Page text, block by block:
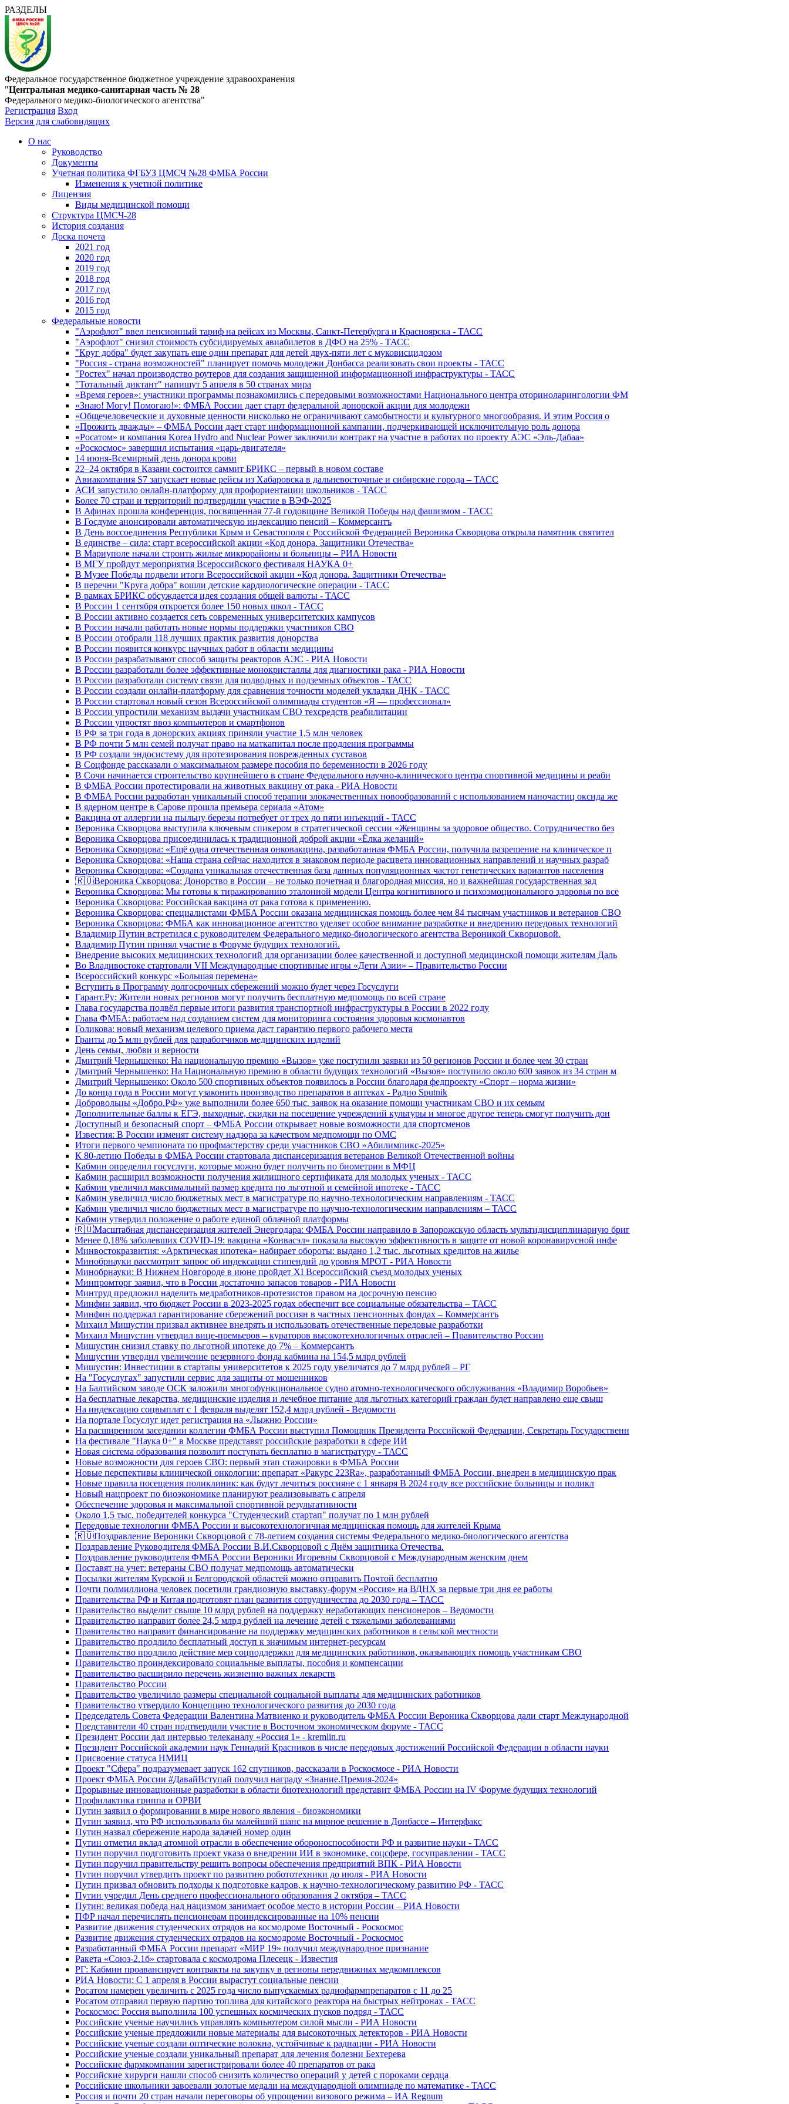
РАЗДЕЛЫ
Федеральное государственное бюджетное учреждение здравоохранения
"Центральная медико-санитарная часть № 28
Федерального медико-биологического агентства"
Регистрация Вход
Версия для слабовидящих
О нас
Руководство
Документы
Учетная политика ФГБУЗ ЦМСЧ №28 ФМБА России
Изменения к учетной политике
Лицензия
Виды медицинской помощи
Структура ЦМСЧ-28
История создания
Доска почета
2021 год
2020 год
2019 год
2018 год
2017 год
2016 год
2015 год
Федеральные новости
"Аэрофлот" ввел пенсионный тариф на рейсах из Москвы, Санкт-Петербурга и Красноярска - ТАСС
"Аэрофлот" снизил стоимость субсидируемых авиабилетов в ДФО на 25% - ТАСС
"Круг добра" будет закупать еще один препарат для детей двух-пяти лет с муковисцидозом
"Россия - страна возможностей" планирует помочь молодежи Донбасса реализовать свои проекты - ТАСС
"Ростех" начал производство роутеров для создания защищенной информационной инфраструктуры - ТАСС
"Тотальный диктант" напишут 5 апреля в 50 странах мира
«Время героев»: участники программы познакомились с передовыми возможностями Национального центра оториноларингологии ФМ
«Знаю! Могу! Помогаю!»: ФМБА России дает старт федеральной донорской акции для молодежи
«Общечеловеческие и духовные ценности нисколько не ограничивают самобытности и культурного многообразия. И этим Россия о
«Прожить дважды» – ФМБА России дает старт информационной кампании, подчеркивающей исключительную роль донора
«Росатом» и компания Korea Hydro and Nuclear Power заключили контракт на участие в работах по проекту АЭС «Эль-Дабаа»
«Роскосмос» завершил испытания «царь-двигателя»
14 июня-Всемирный день донора крови
22–24 октября в Казани состоится саммит БРИКС – первый в новом составе
Авиакомпания S7 запускает новые рейсы из Хабаровска в дальневосточные и сибирские города – ТАСС
АСИ запустило онлайн-платформу для профориентации школьников - ТАСС
Более 70 стран и территорий подтвердили участие в ВЭФ-2025
В Афинах прошла конференция, посвященная 77-й годовщине Великой Победы над фашизмом - ТАСС
В Госдуме анонсировали автоматическую индексацию пенсий – Коммерсантъ
В День воссоединения Республики Крым и Севастополя с Российской Федерацией Вероника Скворцова открыла памятник святител
В единстве – сила: старт всероссийской акции «Код донора. Защитники Отечества»
В Мариуполе начали строить жилые микрорайоны и больницы – РИА Новости
В МГУ пройдут мероприятия Всероссийского фестиваля НАУКА 0+
В Музее Победы подвели итоги Всероссийской акции «Код донора. Защитники Отечества»
В перечни "Круга добра" вошли детские кардиологические операции - ТАСС
В рамках БРИКС обсуждается идея создания общей валюты - ТАСС
В России 1 сентября откроется более 150 новых школ - ТАСС
В России активно создается сеть современных университетских кампусов
В России начали работать новые нормы поддержки участников СВО
В России отобрали 118 лучших практик развития донорства
В России появится конкурс научных работ в области медицины
В России разрабатывают способ защиты реакторов АЭС - РИА Новости
В России разработали более эффективные монокристаллы для диагностики рака - РИА Новости
В России разработали систему связи для подводных и подземных объектов - ТАСС
В России создали онлайн-платформу для сравнения точности моделей укладки ДНК - ТАСС
В России стартовал новый сезон Всероссийской олимпиады студентов «Я — профессионал»
В России упростили механизм выдачи участникам СВО техсредств реабилитации
В России упростят ввоз компьютеров и смартфонов
В РФ за три года в донорских акциях приняли участие 1,5 млн человек
В РФ почти 5 млн семей получат право на маткапитал после продления программы
В РФ создали эндосистему для протезирования поврежденных суставов
В Соцфонде рассказали о максимальном размере пособия по беременности в 2026 году
В Сочи начинается строительство крупнейшего в стране Федерального научно-клинического центра спортивной медицины и реаби
В ФМБА России протестировали на животных вакцину от рака - РИА Новости
В ФМБА России разработан уникальный способ терапии злокачественных новообразований с использованием наночастиц оксида же
В ядерном центре в Сарове прошла премьера сериала «Атом»
Вакцина от аллергии на пыльцу березы потребует от трех до пяти инъекций - ТАСС
Вероника Скворцова выступила ключевым спикером в стратегической сессии «Женщины за здоровое общество. Сотрудничество без
Вероника Скворцова присоединилась к традиционной доброй акции «Ёлка желаний»
Вероника Скворцова: «Ещё одна отечественная онковакцина, разработанная ФМБА России, получила разрешение на клиническое п
Вероника Скворцова: «Наша страна сейчас находится в знаковом периоде расцвета инновационных направлений и научных разраб
Вероника Скворцова: «Создана уникальная отечественная база данных популяционных частот генетических вариантов населения
🇷🇺Вероника Скворцова: Донорство в России – не только почетная и благородная миссия, но и важнейшая государственная зад
Вероника Скворцова: Мы готовы к тиражированию эталонной модели Центра когнитивного и психоэмоционального здоровья по все
Вероника Скворцова: Российская вакцина от рака готова к применению.
Вероника Скворцова: специалистами ФМБА России оказана медицинская помощь более чем 84 тысячам участников и ветеранов СВО
Вероника Скворцова: ФМБА как инновационное агентство уделяет особое внимание разработке и внедрению передовых технологий
Владимир Путин встретился с руководителем Федерального медико-биологического агентства Вероникой Скворцовой.
Владимир Путин принял участие в Форуме будущих технологий.
Внедрение высоких медицинских технологий для организации более качественной и доступной медицинской помощи жителям Даль
Во Владивостоке стартовали VII Международные спортивные игры «Дети Азии» – Правительство России
Всероссийский конкурс «Большая перемена»
Вступить в Программу долгосрочных сбережений можно будет через Госуслуги
Гарант.Ру: Жители новых регионов могут получить бесплатную медпомощь по всей стране
Глава государства подвёл первые итоги развития транспортной инфраструктуры в России в 2022 году
Глава ФМБА: работаем над созданием систем для мониторинга состояния здоровья космонавтов
Голикова: новый механизм целевого приема даст гарантию первого рабочего места
Гранты до 5 млн рублей для разработчиков медицинских изделий
День семьи, любви и верности
Дмитрий Чернышенко: На национальную премию «Вызов» уже поступили заявки из 50 регионов России и более чем 30 стран
Дмитрий Чернышенко: На Национальную премию в области будущих технологий «Вызов» поступило около 600 заявок из 34 стран м
Дмитрий Чернышенко: Около 500 спортивных объектов появилось в России благодаря федпроекту «Спорт – норма жизни»
До конца года в России могут узаконить производство препаратов в аптеках - Радио Sputnik
Добровольцы «Добро.РФ» уже выполнили более 650 тыс. заявок на оказание помощи участникам СВО и их семьям
Дополнительные баллы к ЕГЭ, выходные, скидки на посещение учреждений культуры и многое другое теперь смогут получить дон
Доступный и безопасный спорт – ФМБА России открывает новые возможности для спортсменов
Известия: В России изменят систему надзора за качеством медпомощи по ОМС
Итоги первого чемпионата по профмастерству среди участников СВО «Абилимпикс-2025»
К 80-летию Победы в ФМБА России стартовала диспансеризация ветеранов Великой Отечественной войны
Кабмин определил госуслуги, которые можно будет получить по биометрии в МФЦ
Кабмин расширил возможности получения жилищного сертификата для молодых ученых - ТАСС
Кабмин увеличил максимальный размер кредита по льготной и семейной ипотеке - ТАСС
Кабмин увеличил число бюджетных мест в магистратуре по научно-технологическим направлениям - ТАСС
Кабмин увеличил число бюджетных мест в магистратуре по научно-технологическим направлениям – ТАСС
Кабмин утвердил положение о работе единой облачной платформы
🇷🇺Масштабная диспансеризация жителей Энергодара: ФМБА России направило в Запорожскую область мультидисциплинарную бриг
Менее 0,18% заболевших COVID-19: вакцина «Конвасэл» показала высокую эффективность в защите от новой коронавирусной инфе
Минвостокразвития: «Арктическая ипотека» набирает обороты: выдано 1,2 тыс. льготных кредитов на жилье
Минобрнауки рассмотрит запрос об индексации стипендий до уровня МРОТ - РИА Новости
Минобрнауки: В Нижнем Новгороде в июне пройдет XI Всероссийский съезд молодых ученых
Минпромторг заявил, что в России достаточно запасов товаров - РИА Новости
Минтруд предложил наделить медработников-протезистов правом на досрочную пенсию
Минфин заявил, что бюджет России в 2023-2025 годах обеспечит все социальные обязательства – ТАСС
Минфин поддержал гарантирование сбережений россиян в частных пенсионных фондах – Коммерсантъ
Михаил Мишустин призвал активнее внедрять и использовать отечественные передовые разработки
Михаил Мишустин утвердил вице-премьеров – кураторов высокотехнологичных отраслей – Правительство России
Мишустин снизил ставку по льготной ипотеке до 7% – Коммерсантъ
Мишустин утвердил увеличение резервного фонда кабмина на 154,5 млрд рублей
Мишустин: Инвестиции в стартапы университетов к 2025 году увеличатся до 7 млрд рублей – РГ
На "Госуслугах" запустили сервис для защиты от мошенников
На Балтийском заводе ОСК заложили многофункциональное судно атомно-технологического обслуживания «Владимир Воробьев»
На бесплатные лекарства, медицинские изделия и лечебное питание для льготных категорий граждан будет направлено еще свыш
На индексацию соцвыплат с 1 февраля выделят 152,4 млрд рублей - Ведомости
На портале Госуслуг идет регистрация на «Лыжню России»
На расширенном заседании коллегии ФМБА России выступил Помощник Президента Российской Федерации, Секретарь Государственн
На фестивале "Наука 0+" в Москве представят российские разработки в сфере ИИ
Новая система образования позволит поступать бесплатно в магистратуру - ТАСС
Новые возможности для героев СВО: первый этап стажировки в ФМБА России
Новые перспективы клинической онкологии: препарат «Ракурс 223Ra», разработанный ФМБА России, внедрен в медицинскую прак
Новые правила посещения поликлиник: как будут лечиться россияне с 1 января В 2024 году все российские больницы и поликл
Новый нацпроект по биоэкономике планируют реализовывать с апреля
Обеспечение здоровья и максимальной спортивной результативности
Около 1,5 тыс. победителей конкурса "Студенческий стартап" получат по 1 млн рублей
Передовые технологии ФМБА России и высокотехнологичная медицинская помощь для жителей Крыма
🇷🇺Поздравление Вероники Скворцовой с 78-летием создания системы Федерального медико-биологического агентства
Поздравление Руководителя ФМБА России В.И.Скворцовой с Днём защитника Отечества.
Поздравление руководителя ФМБА России Вероники Игоревны Скворцовой с Международным женским днем
Поставят на учет: ветераны СВО получат медпомощь автоматически
Посылки жителям Курской и Белгородской областей можно отправить Почтой бесплатно
Почти полмиллиона человек посетили грандиозную выставку-форум «Россия» на ВДНХ за первые три дня ее работы
Правительства РФ и Китая подготовят план развития сотрудничества до 2030 года – ТАСС
Правительство выделит свыше 10 млрд рублей на поддержку неработающих пенсионеров – Ведомости
Правительство направит более 24,5 млрд рублей на лечение детей с тяжелыми заболеваниями
Правительство направит финансирование на поддержку медицинских работников в сельской местности
Правительство продлило бесплатный доступ к значимым интернет-ресурсам
Правительство продлило действие мер соцподдержки для медицинских работников, оказывающих помощь участникам СВО
Правительство проиндексировало социальные выплаты, пособия и компенсации
Правительство расширило перечень жизненно важных лекарств
Правительство России
Правительство увеличило размеры специальной социальной выплаты для медицинских работников
Правительство утвердило Концепцию технологического развития до 2030 года
Председатель Совета Федерации Валентина Матвиенко и руководитель ФМБА России Вероника Скворцова дали старт Международной
Представители 40 стран подтвердили участие в Восточном экономическом форуме - ТАСС
Президент России дал интервью телеканалу «Россия 1» - kremlin.ru
Президент Российской академии наук Геннадий Красников в числе передовых достижений Российской Федерации в области науки
Присвоение статуса НМИЦ
Проект "Сфера" подразумевает запуск 162 спутников, рассказали в Роскосмосе - РИА Новости
Проект ФМБА России #ДавайВступай получил награду «Знание.Премия-2024»
Прорывные инновационные разработки в области биотехнологий представит ФМБА России на IV Форуме будущих технологий
Профилактика гриппа и ОРВИ
Путин заявил о формировании в мире нового явления - биоэкономики
Путин заявил, что РФ использовала бы малейший шанс на мирное решение в Донбассе – Интерфакс
Путин назвал сбережение народа задачей номер один
Путин отметил вклад атомной отрасли в обеспечение обороноспособности РФ и развитие науки - ТАСС
Путин поручил подготовить проект указа о внедрении ИИ в экономике, соцсфере, госуправлении - ТАСС
Путин поручил правительству решить вопросы обеспечения предприятий ВПК - РИА Новости
Путин поручил утвердить проект по развитию робототехники до июля - РИА Новости
Путин призвал обновить подходы к подготовке кадров, к научно-технологическому развитию РФ - ТАСС
Путин учредил День среднего профессионального образования 2 октября – ТАСС
Путин: великая победа над нацизмом занимает особое место в истории России – РИА Новости
ПФР начал перечислять пенсионерам проиндексированные на 10% пенсии
Развитие движения студенческих отрядов на космодроме Восточный - Роскосмос
Развитие движения студенческих отрядов на космодроме Восточный - Роскосмос
Разработанный ФМБА России препарат «МИР 19» получил международное признание
Ракета «Союз-2.1б» стартовала с космодрома Плесецк - Известия
РГ: Кабмин проавансирует контракты на закупку в регионы передвижных медкомплексов
РИА Новости: С 1 апреля в России вырастут социальные пенсии
Росатом намерен увеличить с 2025 года число выпускаемых радиофармпрепаратов с 11 до 25
Росатом отправил первую партию топлива для китайского реактора на быстрых нейтронах - ТАСС
Роскосмос: Россия выполнила 100 успешных космических пусков подряд - ТАСС
Российские ученые научились управлять компьютером силой мысли - РИА Новости
Российские ученые предложили новые материалы для высокоточных детекторов - РИА Новости
Российские ученые создали оптические волокна, устойчивые к радиации - РИА Новости
Российские ученые создали уникальный препарат для лечения болезни Бехтерева
Российские фармкомпании зарегистрировали более 40 препаратов от рака
Российские хирурги нашли способ снизить количество операций у детей с пороками сердца
Российские школьники завоевали золотые медали на международной олимпиаде по математике - ТАСС
Россия и почти 20 стран начали переговоры об упрощении визового режима – ИА Regnum